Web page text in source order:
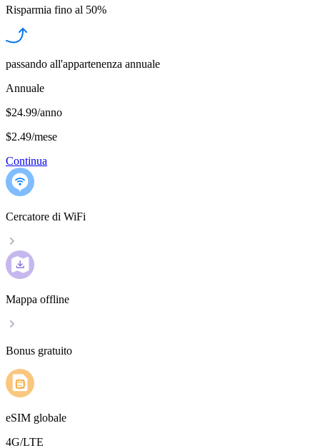
Risparmia fino al 50%
passando all'appartenenza annuale
Annuale
$24.99/anno
$2.49/mese
Continua
Cercatore di WiFi
Mappa offline
Bonus gratuito
eSIM globale
4G/LTE